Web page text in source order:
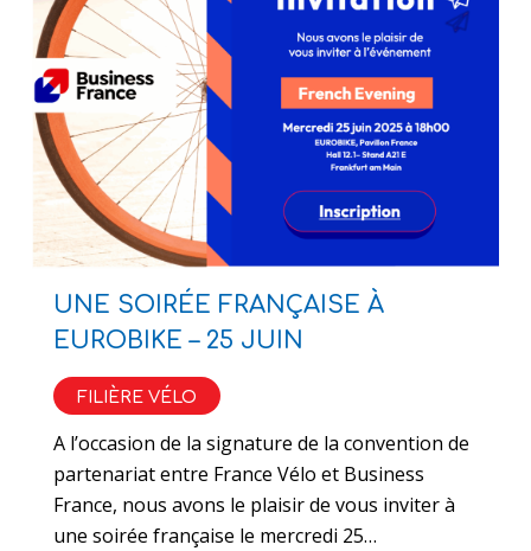
UNE SOIRÉE FRANÇAISE À
EUROBIKE – 25 JUIN
FILIÈRE VÉLO
A l’occasion de la signature de la convention de
partenariat entre France Vélo et Business
France, nous avons le plaisir de vous inviter à
une soirée française le mercredi 25…